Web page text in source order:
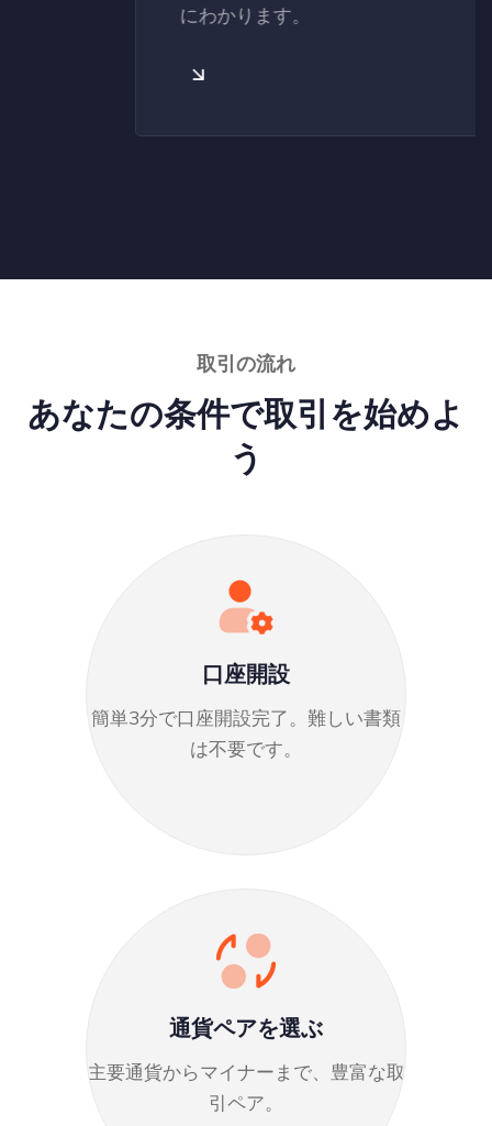
にわかります。
取引の流れ
あなたの条件で取引を始めよ
う
口座開設
簡単3分で口座開設完了。難しい書類
は不要です。
通貨ペアを選ぶ
主要通貨からマイナーまで、豊富な取
引ペア。